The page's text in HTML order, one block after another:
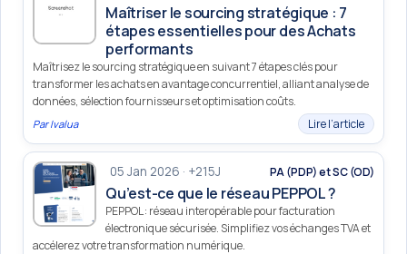
Maîtriser le sourcing stratégique : 7
étapes essentielles pour des Achats
performants
Maîtrisez le sourcing stratégique en suivant 7 étapes clés pour
transformer les achats en avantage concurrentiel, alliant analyse de
données, sélection fournisseurs et optimisation coûts.
ParIvalua Lire l’article
05 Jan 2026 · +215J PA (PDP) et SC (OD)
Qu’est-ce que le réseau PEPPOL ?
PEPPOL : réseau interopérable pour facturation
électronique sécurisée. Simplifiez vos échanges TVA et
accélerez votre transformation numérique.